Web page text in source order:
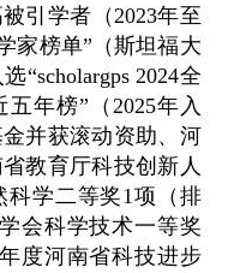
引学者（2023年至
家榜单”（斯坦福大
“scholargps 2024全
年榜”（2025年入
并获滚动资助、河
教育厅科技创新人
科学二等奖1项（排
会科学技术一等奖
度河南省科技进步